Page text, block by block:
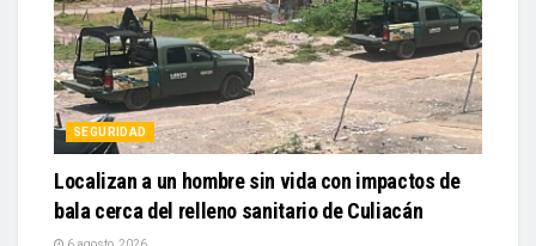
SEGURIDAD
Localizan a un hombre sin vida con impactos de
bala cerca del relleno sanitario de Culiacán